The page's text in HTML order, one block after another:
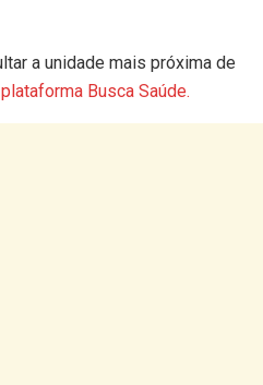
a unidade mais próxima de
plataforma Busca Saúde.